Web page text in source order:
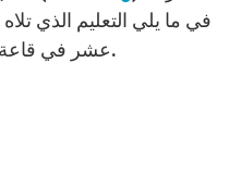
في ما يلي التعليم الذي
عشر في قاعة بولس السادس في الفاتيكان.